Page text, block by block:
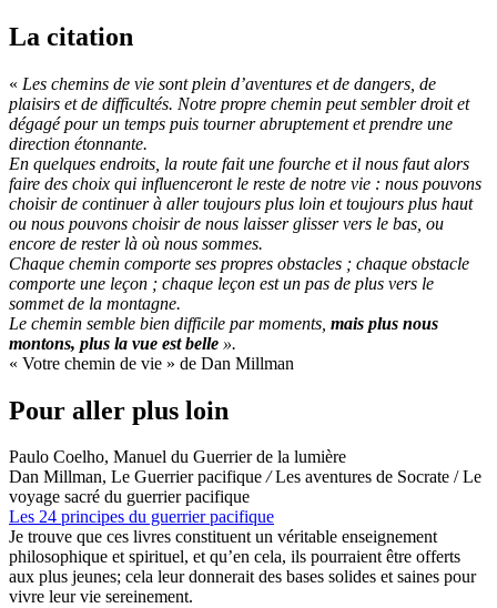
La citation
« Les chemins de vie sont plein d’aventures et de dangers, de
plaisirs et de difficultés. Notre propre chemin peut sembler droit et
dégagé pour un temps puis tourner abruptement et prendre une
direction étonnante.
En quelques endroits, la route fait une fourche et il nous faut alors
faire des choix qui influenceront le reste de notre vie : nous pouvons
choisir de continuer à aller toujours plus loin et toujours plus haut
ou nous pouvons choisir de nous laisser glisser vers le bas, ou
encore de rester là où nous sommes.
Chaque chemin comporte ses propres obstacles ; chaque obstacle
comporte une leçon ; chaque leçon est un pas de plus vers le
sommet de la montagne.
Le chemin semble bien difficile par moments, mais plus nous
montons, plus la vue est belle ».
« Votre chemin de vie » de Dan Millman
Pour aller plus loin
Paulo Coelho, Manuel du Guerrier de la lumière
Dan Millman, Le Guerrier pacifique/Les aventures de Socrate / Le
voyage sacré du guerrier pacifique
Les 24 principes du guerrier pacifique
Je trouve que ces livres constituent un véritable enseignement
philosophique et spirituel, et qu’en cela, ils pourraient être offerts
aux plus jeunes; cela leur donnerait des bases solides et saines pour
vivre leur vie sereinement.